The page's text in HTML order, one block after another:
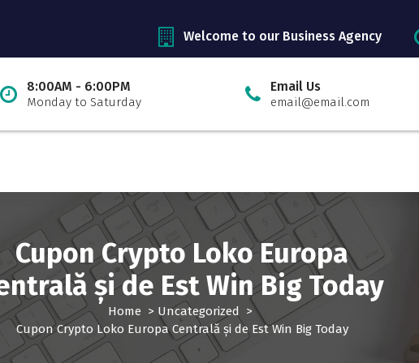
Welcome to our Business Agency
8:00AM - 6:00PM
Monday to Saturday
Email Us
email@email.com
Cupon Crypto Loko Europa
și de Est Win Big Today
Home > Uncategorized >
Cupon Crypto Loko Europa Centrală și de Est Win Big Today